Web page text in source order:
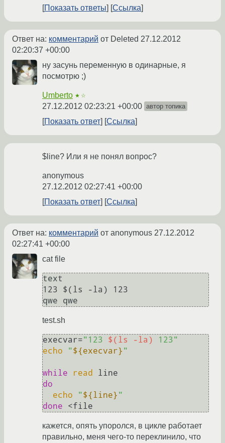
Показать ответы
Ссылка
Ответ на: комментарий от Deleted 27.12.2012
02:20:37 +00:00
ну засунь переменную в одинарные, я
посмотрю ;)
Umberto ★☆
27.12.2012 02:23:21 +00:00 автор топика
Показать ответ Ссылка
$line? Или я не понял вопрос?
anonymous
27.12.2012 02:27:41 +00:00
Показать ответ
Ссылка
Ответ на: комментарий от anonymous 27.12.2012
02:27:41 +00:00
cat file
text
123 $(ls -la) 123
test.sh
execvar="123 $(ls -la)
123"
echo
"${execvar} "
while read
do
echo
"${line} "
done
кажется, опять упоролся, в цикле работает
правильно, меня чего-то переклинило, что